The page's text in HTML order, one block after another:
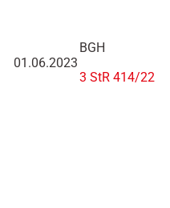
01.06.2023
BGH
3 StR 414/22